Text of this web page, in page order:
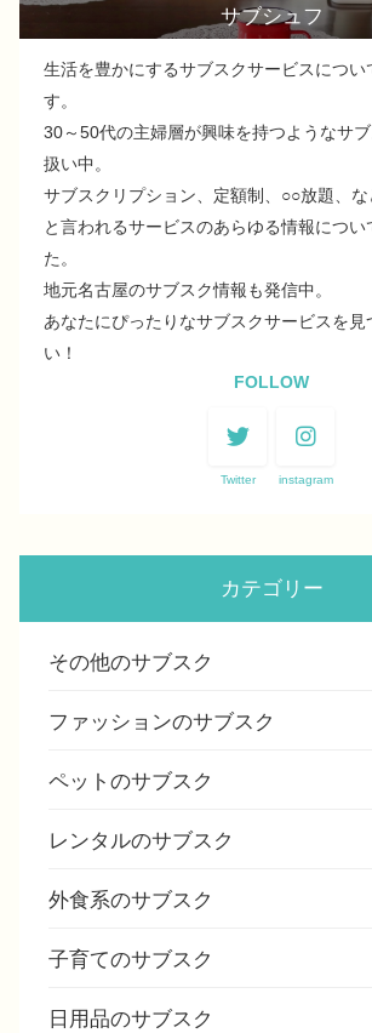
サブシュフ
生活を豊かにするサブスクサービスについ
す。
30～50代の主婦層が興味を持つようなサ
扱い中。
サブスクリプション、定額制、○○放題、
と言われるサービスのあらゆる情報につい
た。
地元名古屋のサブスク情報も発信中。
あなたにぴったりなサブスクサービスを見
い！
FOLLOW
Twitter instagram
カテゴリー
その他のサブスク
ファッションのサブスク
ペットのサブスク
レンタルのサブスク
外食系のサブスク
子育てのサブスク
日用品のサブスク